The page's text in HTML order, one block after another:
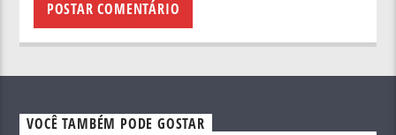
VOCÊ TAMBÉM PODE GOSTAR